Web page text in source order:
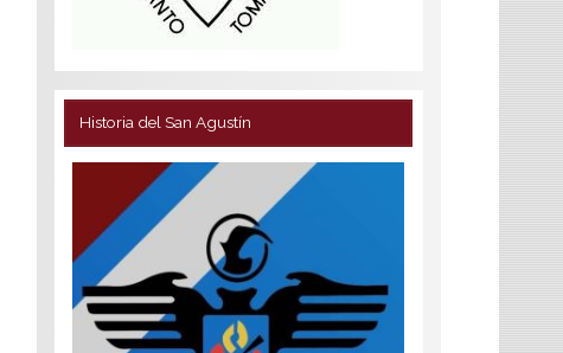
Historia del San Agustín